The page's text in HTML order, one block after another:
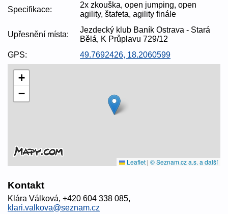
Specifikace:
2x zkouška, open jumping, open
agility, štafeta, agility finále
Upřesnění místa:
Jezdecký klub Baník Ostrava - Stará
Bělá, K Průplavu 729/12
GPS:
49.7692426, 18.2060599
+
−
Leaflet | © Seznam.cz a.s. a další
Kontakt
Klára Válková, +420 604 338 085,
klari.valkova@seznam.cz